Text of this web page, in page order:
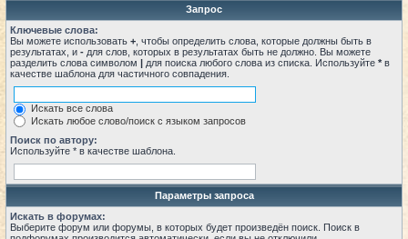
Запрос
Ключевые слова:
Вы можете использовать + , чтобы определить слова, которые должны быть в
результатах, и - для слов, которых в результатах быть не должно. Вы можете
разделить слова символом | для поиска любого слова из списка. Используйте * в
качестве шаблона для частичного совпадения.
Искать все слова
Искать любое слово/поиск с языком запросов
Поиск по автору:
Используйте * в качестве шаблона.
Параметры запроса
Искать в форумах:
Выберите форум или форумы, в которых будет произведён поиск. Поиск в